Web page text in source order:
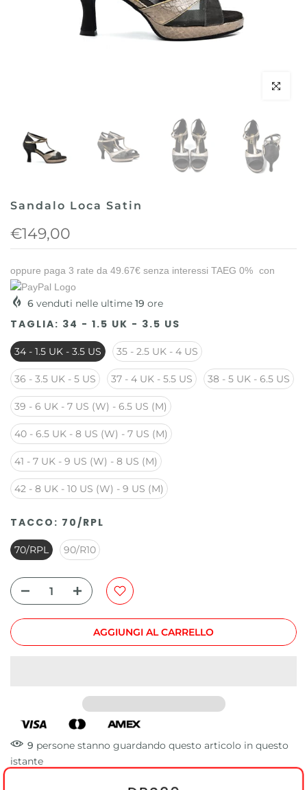
Clicca
Sandalo Loca Satin
€149,00
oppure paga 3 rate da 49.67€ senza interessi TAEG 0% con
6 venduti nelle ultime 19 ore
TAGLIA: 34 - 1.5 UK - 3.5 US
34 - 1.5 UK - 3.5 US 35 - 2.5 UK - 4 US
36 - 3.5 UK - 5 US 37 - 4 UK - 5.5 US 38 - 5 UK - 6.5 US
39 - 6 UK - 7 US (W) - 6.5 US (M)
40 - 6.5 UK - 8 US (W) - 7 US (M)
41 - 7 UK - 9 US (W) - 8 US (M)
42 - 8 UK - 10 US (W) - 9 US (M)
TACCO: 70/RPL
70/RPL 90/R10
AGGIUNGI AL CARRELLO
9 persone stanno guardando questo articolo in questo
istante